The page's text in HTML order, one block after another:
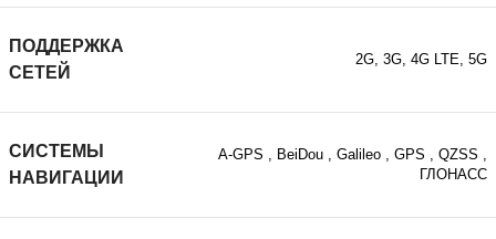
ПОДДЕРЖКА
СЕТЕЙ
2G, 3G, 4G LTE, 5G
СИСТЕМЫ
НАВИГАЦИИ
A-GPS , BeiDou , Galileo , GPS , QZSS ,
ГЛОНАСС